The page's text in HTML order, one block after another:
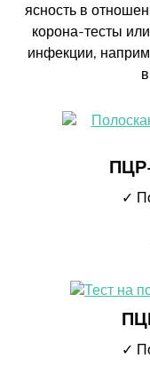
ясность в
корона-тесты
инфекции,
✓
✓